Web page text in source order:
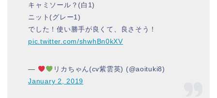
キャミソール？(白1)
ニット(グレー1)
でした！使い勝手が良くて、良さそう！
pic.twitter.com/shwhBn0kXV
—
リカちゃん(cv紫雲英) (@aoituki8)
January 2, 2019